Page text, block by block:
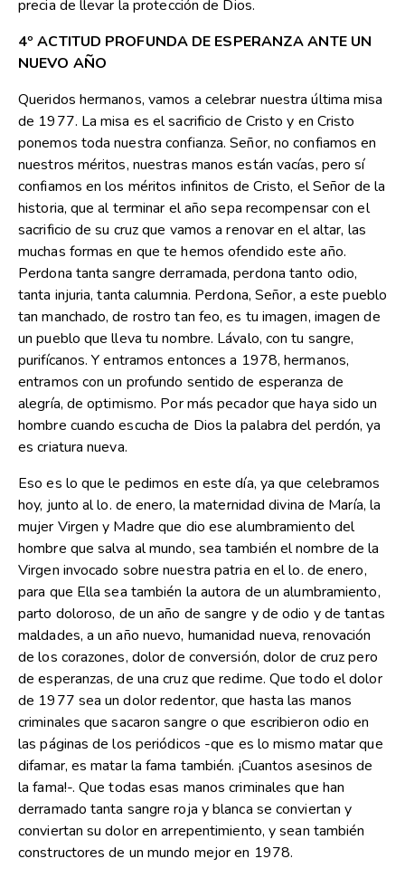
precia de llevar la protección de Dios.
4º ACTITUD PROFUNDA DE ESPERANZA ANTE UN
NUEVO AÑO
Queridos hermanos, vamos a celebrar nuestra última misa
de 1977. La misa es el sacrificio de Cristo y en Cristo
ponemos toda nuestra confianza. Señor, no confiamos en
nuestros méritos, nuestras manos están vacías, pero sí
confiamos en los méritos infinitos de Cristo, el Señor de la
historia, que al terminar el año sepa recompensar con el
sacrificio de su cruz que vamos a renovar en el altar, las
muchas formas en que te hemos ofendido este año.
Perdona tanta sangre derramada, perdona tanto odio,
tanta injuria, tanta calumnia. Perdona, Señor, a este pueblo
tan manchado, de rostro tan feo, es tu imagen, imagen de
un pueblo que lleva tu nombre. Lávalo, con tu sangre,
purifícanos. Y entramos entonces a 1978, hermanos,
entramos con un profundo sentido de esperanza de
alegría, de optimismo. Por más pecador que haya sido un
hombre cuando escucha de Dios la palabra del perdón, ya
es criatura nueva.
Eso es lo que le pedimos en este día, ya que celebramos
hoy, junto al lo. de enero, la maternidad divina de María, la
mujer Virgen y Madre que dio ese alumbramiento del
hombre que salva al mundo, sea también el nombre de la
Virgen invocado sobre nuestra patria en el lo. de enero,
para que Ella sea también la autora de un alumbramiento,
parto doloroso, de un año de sangre y de odio y de tantas
maldades, a un año nuevo, humanidad nueva, renovación
de los corazones, dolor de conversión, dolor de cruz pero
de esperanzas, de una cruz que redime. Que todo el dolor
de 1977 sea un dolor redentor, que hasta las manos
criminales que sacaron sangre o que escribieron odio en
las páginas de los periódicos -que es lo mismo matar que
difamar, es matar la fama también. ¡Cuantos asesinos de
la fama!-. Que todas esas manos criminales que han
derramado tanta sangre roja y blanca se conviertan y
conviertan su dolor en arrepentimiento, y sean también
constructores de un mundo mejor en 1978.